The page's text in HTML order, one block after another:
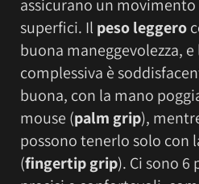
assicurano un
superfici. Il peso leggero
buona maneggevolezza,
complessiva è
buona, con la mano
mouse (palm grip),
possono tenerlo solo con
(fingertip grip). Ci sono